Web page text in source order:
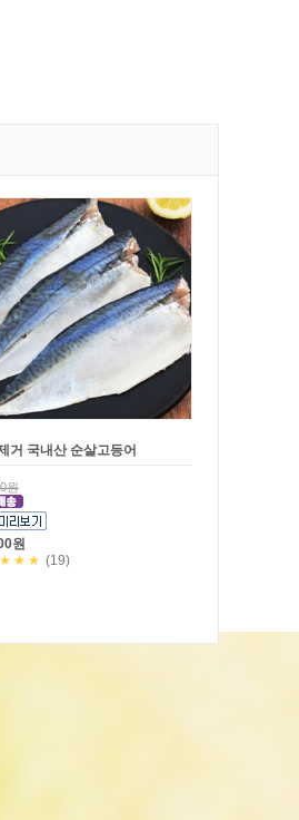
거 국내산 순살고등어
원
원
(19)